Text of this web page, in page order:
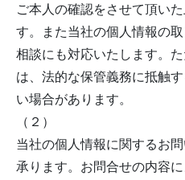
ご本人の確認をさせて頂い
す。また当社の個人情報の
相談にも対応いたします。
は、法的な保管義務に抵触
い場合があります。
（２）
当社の個人情報に関するお
承ります。お問合せの内容